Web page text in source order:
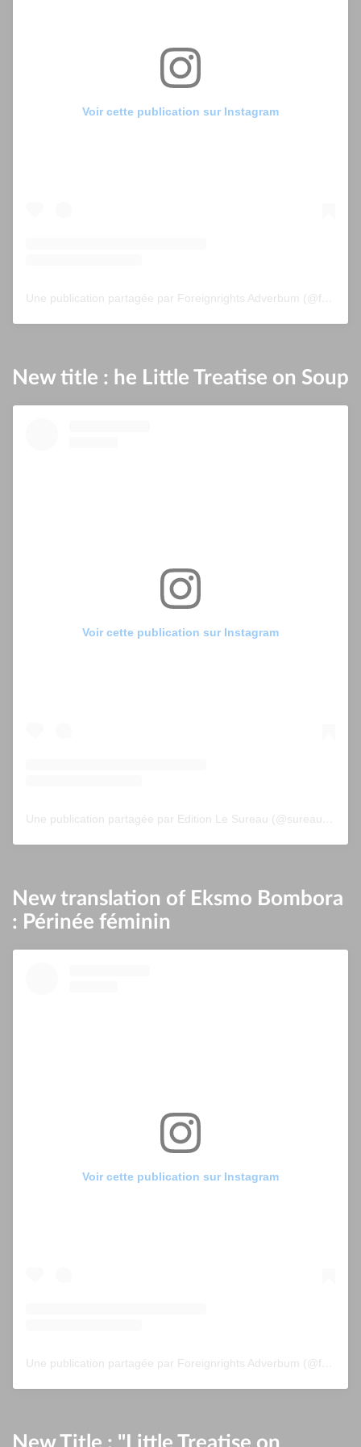
Voir cette publication sur Instagram
New title : he Little Treatise on Soup
Voir cette publication sur Instagram
New translation of Eksmo Bombora
: Périnée féminin
Voir cette publication sur Instagram
New Title : "Little Treatise on